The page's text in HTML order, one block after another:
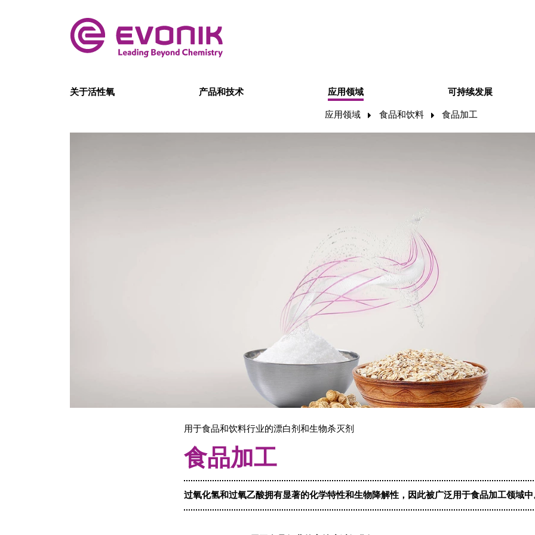
关于活性氧 产品和技术 应用领域 可持续发展
应用领域 食品和饮料 食品加工
用于食品和饮料行业的漂白剂和生物杀灭剂
食品加工
过氧化氢和过氧乙酸拥有显著的化学特性和生物降解性，因此被广泛用于食品加工领域中